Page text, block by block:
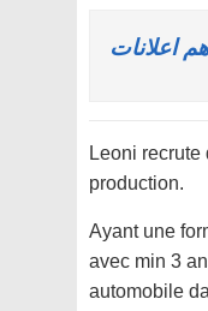
Leoni
production.
Ayant une
avec min 3
automobile